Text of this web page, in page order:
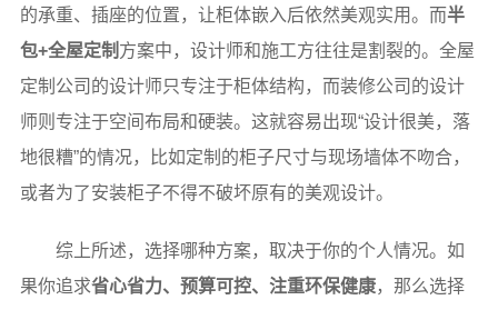
的承重、插座的位置，让柜体嵌入后依然美观实用。而半
包+全屋定制 方案中，设计师和施工方往往是割裂的。全屋
定制公司的设计师只专注于柜体结构，而装修公司的设计
师则专注于空间布局和硬装。这就容易出现“设计很美，落
地很糟”的情况，比如定制的柜子尺寸与现场墙体不吻合，
或者为了安装柜子不得不破坏原有的美观设计。
综上所述，选择哪种方案，取决于你的个人情况。如
果你追求省心省力、预算可控、注重环保健康，那么选择